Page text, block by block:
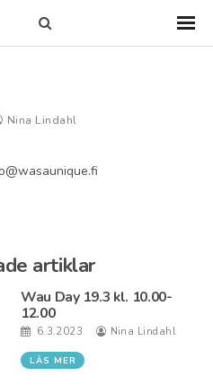
this
Nina Lindahl
artiklar
Wau Day 19.3 kl. 10.00-
12.00
6.3.2023 Nina Lindahl
LÄS MER